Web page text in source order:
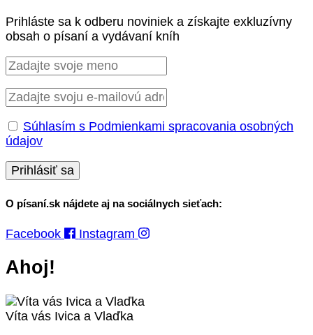
Prihláste sa k odberu noviniek a získajte exkluzívny
obsah o písaní a vydávaní kníh
Súhlasím s Podmienkami spracovania osobných
údajov
O písaní.sk nájdete aj na sociálnych sieťach:
Facebook Instagram
Ahoj!
Víta vás Ivica a Vlaďka